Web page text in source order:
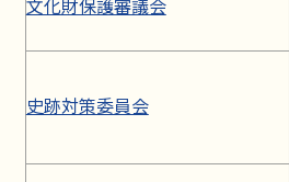
文化財保護審議会
史跡対策委員会